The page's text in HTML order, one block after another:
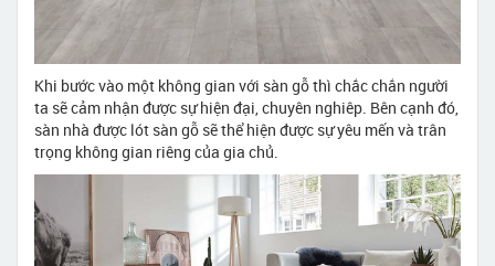
Khi bước vào một không gian với sàn gỗ thì chắc chắn người
ta sẽ cảm nhận được sự hiện đại, chuyên nghiêp. Bên cạnh đó,
sàn nhà được lót sàn gỗ sẽ thể hiện được sự yêu mến và trân
trọng không gian riêng của gia chủ.